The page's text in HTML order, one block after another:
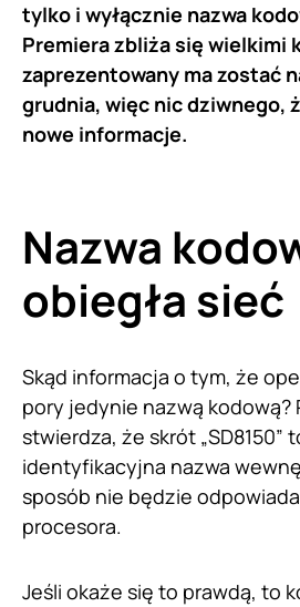
tylko i wyłącznie nazwa
Premiera zbliża się wielkimi
zaprezentowany ma zostać
grudnia, więc nic dziwnego,
nowe informacje.
Nazwa
obiegła sieć
Skąd informacja o tym, że
pory jedynie nazwą kodową?
stwierdza, że skrót „SD8150”
identyfikacyjna nazwa
sposób nie będzie
procesora.
Jeśli okaże się to prawdą, to